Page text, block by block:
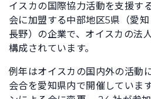
イスカの国際協力活動を支援す
会に加盟する中部地区5県（愛
長野）の企業で、オイスカの法
構成されています。
例年はオイスカの国内外の活動
会合を愛知県内で開催していま